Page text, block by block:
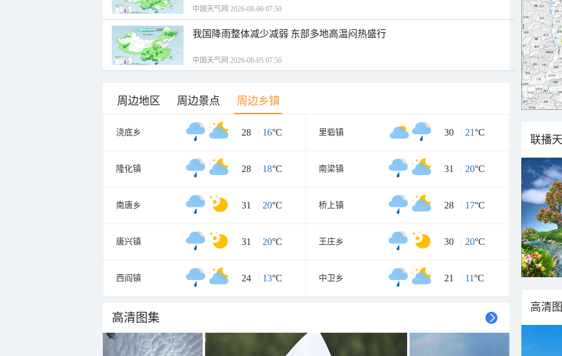
中国天气网 2026-08-06 07:50
我国降雨整体减少减弱 东部多地高温闷热盛行
中国天气网 2026-08-05 07:56
周边地区 周边景点 周边乡镇
浇底乡 28 / 16°C 里砦镇 30 / 21°C
隆化镇 28 / 18°C 南梁镇 31 / 20°C
南唐乡 31 / 20°C 桥上镇 28 / 17°C
唐兴镇 31 / 20°C 王庄乡 30 / 20°C
西阎镇 24 / 13°C 中卫乡 21 / 11°C
高清图集
联播
高清